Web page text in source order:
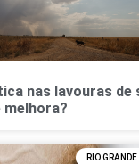
nas lavouras de
melhora?
RIO